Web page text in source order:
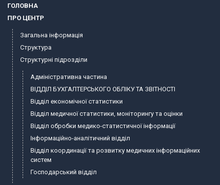
ГОЛОВНА
ПРО ЦЕНТР
Загальна інформація
Структура
Структурні підрозділи
Адміністративна частина
ВІДДІЛ БУХГАЛТЕРСЬКОГО ОБЛІКУ ТА ЗВІТНОСТІ
Відділ економічної статистики
Відділ медичної статистики, моніторингу та оцінки
Відділ обробки медико-статистичної інформації
Інформаційно-аналітичний відділ
Відділ координації та розвитку медичних інформаційних
систем
Господарський відділ